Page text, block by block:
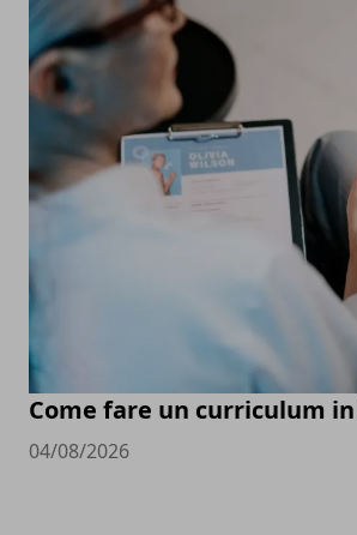
Come fare un curriculum
04/08/2026